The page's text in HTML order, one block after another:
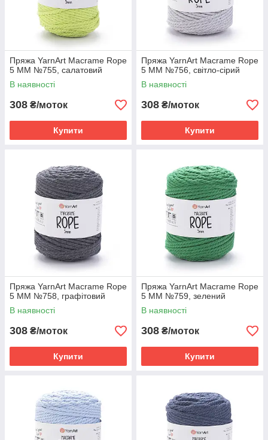
Пряжа YarnArt Macrame Rope
5 MM №755, салатовий
В наявності
308 ₴/моток
Купити
Пряжа YarnArt Macrame Rope
5 MM №756, світло-сірий
В наявності
308 ₴/моток
Купити
Пряжа YarnArt Macrame Rope
5 MM №758, графітовий
В наявності
308 ₴/моток
Купити
Пряжа YarnArt Macrame Rope
5 MM №759, зелений
В наявності
308 ₴/моток
Купити